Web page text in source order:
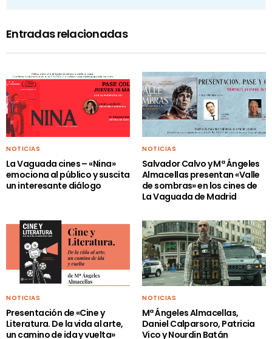
Entradas relacionadas
NOTICIAS
La Vaguada cines – «Nina»
emociona al público y suscita
un interesante diálogo
NOTICIAS
Salvador Calvo y Mª Ángeles
Almacellas presentan «Valle
de sombras» en los cines de
La Vaguada de Madrid
NOTICIAS
Presentación de «Cine y
Literatura. De la vida al arte,
un camino de ida y vuelta»
NOTICIAS
Mª Ángeles Almacellas,
Daniel Calparsoro, Patricia
Vico y Nourdin Batán